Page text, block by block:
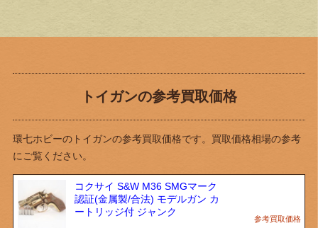
トイガンの参考買取価格
環七ホビーのトイガンの参考買取価格です。買取価格相場の参考
にご覧ください。
コクサイ S&W M36 SMGマーク
認証(金属製/合法) モデルガン カ
ートリッジ付 ジャンク